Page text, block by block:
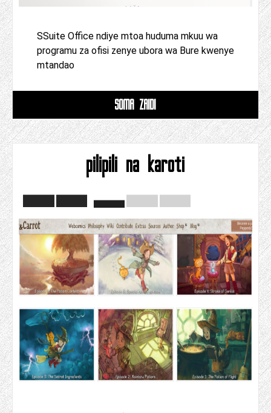
SSuite Office ndiye mtoa huduma mkuu wa
programu za ofisi zenye ubora wa Bure kwenye
mtandao
SOMA ZAIDI
pilipili na karoti